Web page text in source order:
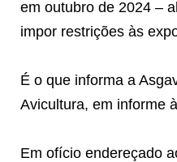
em outubro de 2024 –
impor restrições às
É o que informa a
Avicultura, em informe
Em ofício endereçado